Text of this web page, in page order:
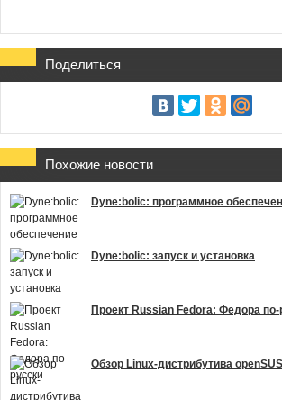
Поделиться
Похожие новости
Dyne:bolic: программное
Dyne:bolic: запуск и установка
Проект Russian Fedora: Федора по-
Обзор Linux-дистрибутива